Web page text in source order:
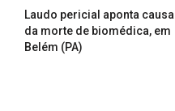
Laudo pericial aponta causa
da morte de biomédica, em
Belém (PA)